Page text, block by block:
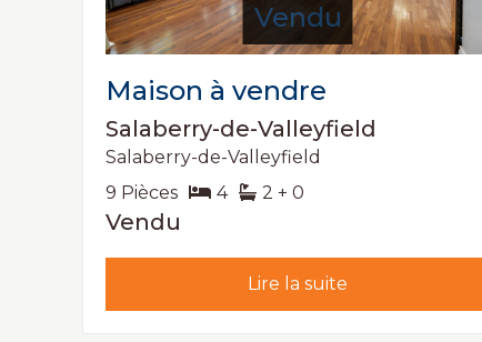
Vendu
Maison à vendre
Salaberry-de-Valleyfield
Salaberry-de-Valleyfield
9 Pièces
4 2 + 0
Vendu
Lire la suite